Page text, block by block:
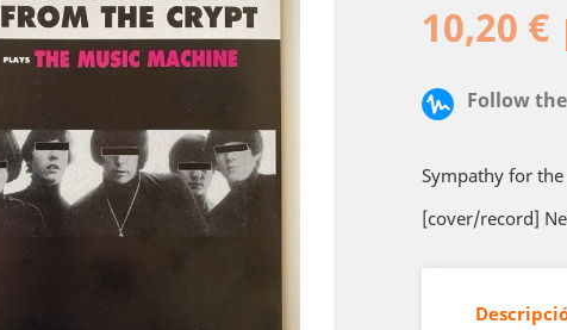
10,20 €
Follow
Sympathy for the
[cover/record]